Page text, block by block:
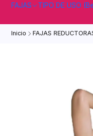
FAJAS TIPO DE USO
Inicio
FAJAS